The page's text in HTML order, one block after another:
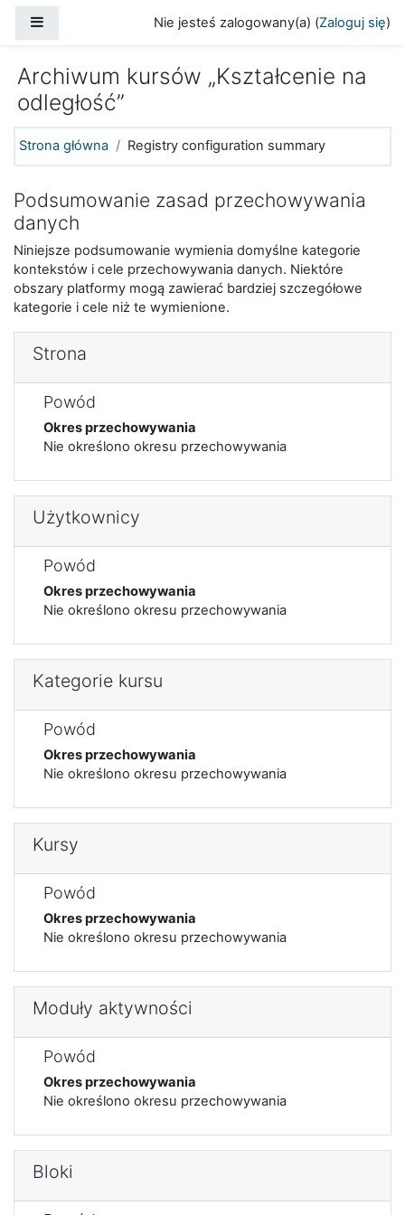
Nie jesteś zalogowany(a) (Zaloguj się)
Archiwum kursów „Kształcenie na
odległość”
Strona główna Registry configuration summary
Podsumowanie zasad przechowywania
danych
Niniejsze podsumowanie wymienia domyślne kategorie
kontekstów i cele przechowywania danych. Niektóre
obszary platformy mogą zawierać bardziej szczegółowe
kategorie i cele niż te wymienione.
Strona
Powód
Okres przechowywania
Nie określono okresu przechowywania
Użytkownicy
Powód
Okres przechowywania
Nie określono okresu przechowywania
Kategorie kursu
Powód
Okres przechowywania
Nie określono okresu przechowywania
Kursy
Powód
Okres przechowywania
Nie określono okresu przechowywania
Moduły aktywności
Powód
Okres przechowywania
Nie określono okresu przechowywania
Bloki